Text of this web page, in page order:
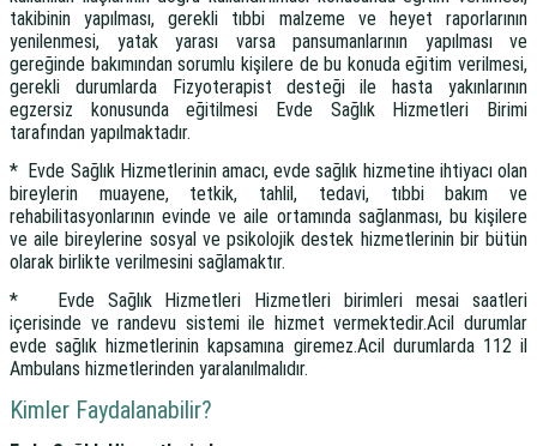
takibinin yapılması, gerekli tıbbi malzeme ve heyet raporlarının
yenilenmesi, yatak yarası varsa pansumanlarının yapılması ve
gereğinde bakımından sorumlu kişilere de bu konuda eğitim verilmesi,
gerekli durumlarda Fizyoterapist desteği ile hasta yakınlarının
egzersiz konusunda eğitilmesi Evde Sağlık Hizmetleri Birimi
tarafından yapılmaktadır.
* Evde Sağlık Hizmetlerinin amacı, evde sağlık hizmetine ihtiyacı olan
bireylerin muayene, tetkik, tahlil, tedavi, tıbbi bakım ve
rehabilitasyonlarının evinde ve aile ortamında sağlanması, bu kişilere
ve aile bireylerine sosyal ve psikolojik destek hizmetlerinin bir bütün
olarak birlikte verilmesini sağlamaktır.
* Evde Sağlık Hizmetleri Hizmetleri birimleri mesai saatleri
içerisinde ve randevu sistemi ile hizmet vermektedir.Acil durumlar
evde sağlık hizmetlerinin kapsamına giremez.Acil durumlarda 112 il
Ambulans hizmetlerinden yaralanılmalıdır.
Kimler Faydalanabilir?